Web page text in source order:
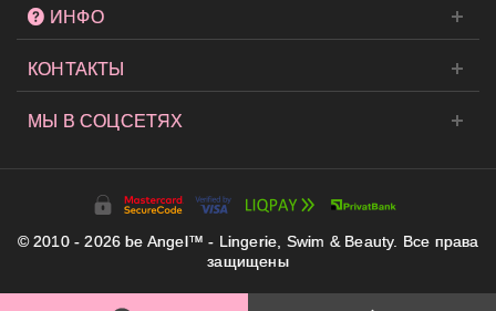
ИНФО
КОНТАКТЫ
МЫ В СОЦСЕТЯХ
© 2010 - 2026 be Angel™ - Lingerie, Swim & Beauty. Все права
защищены